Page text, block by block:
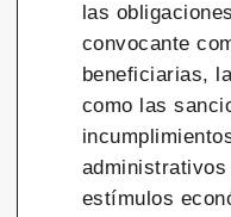
las
convocante
beneficiarias,
como las
estímulos